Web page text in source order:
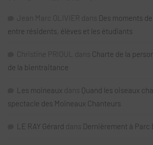
Jean Marc OLIVIER dans Des moments
entre résidents, élèves et les étudiants
Christine PRIOUL dans Charte de la
de la bientraitance
Les moineaux dans Quand les oiseaux
spectacle des Moineaux Chanteurs
LE RAY Gérard dans Dernièrement à Parc